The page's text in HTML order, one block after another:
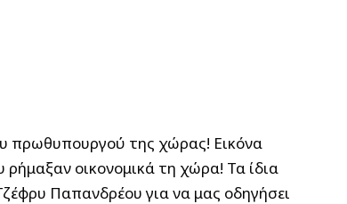
πρωθυπουργού της χώρας! Εικόνα
ρήμαξαν οικονομικά τη χώρα! Τα ίδια
Παπανδρέου για να μας οδηγήσει